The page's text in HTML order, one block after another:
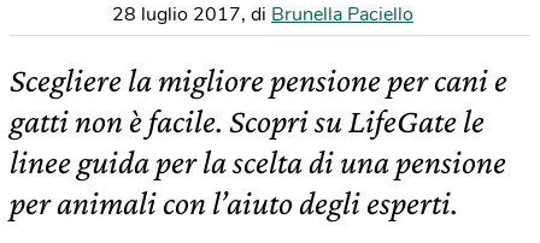
28 luglio 2017, di Brunella Paciello
Scegliere la migliore pensione per cani e
gatti non è facile. Scopri su LifeGate le
linee guida per la scelta di una pensione
per animali con l’aiuto degli esperti.